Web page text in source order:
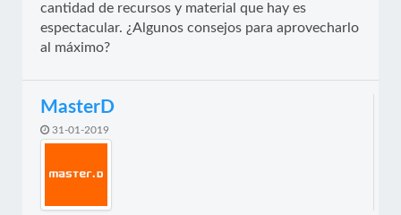
cantidad de recursos y material que hay es
espectacular. ¿Algunos consejos para aprovecharlo
al máximo?
MasterD
31-01-2019